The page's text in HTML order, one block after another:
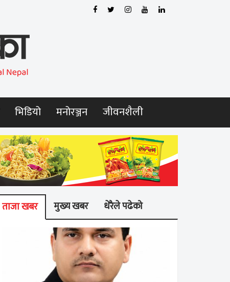
भिडियो मनोरञ्जन जीवनशैली
ताजा खबर मुख्य खबर धेरैले पढेको